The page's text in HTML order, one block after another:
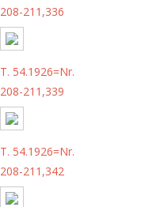
208-211,336
T. 54.1926=Nr.
208-211,339
T. 54.1926=Nr.
208-211,342